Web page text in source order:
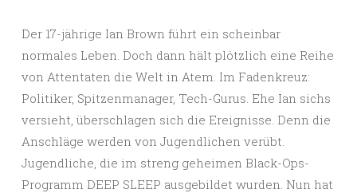
Der 17-jährige Ian Brown führt ein scheinbar
normales Leben. Doch dann hält plötzlich eine Reihe
von Attentaten die Welt in Atem. Im Fadenkreuz:
Politiker, Spitzenmanager, Tech-Gurus. Ehe Ian sichs
versieht, überschlagen sich die Ereignisse. Denn die
Anschläge werden von Jugendlichen verübt.
Jugendliche, die im streng geheimen Black-Ops-
Programm DEEP SLEEP ausgebildet wurden. Nun hat